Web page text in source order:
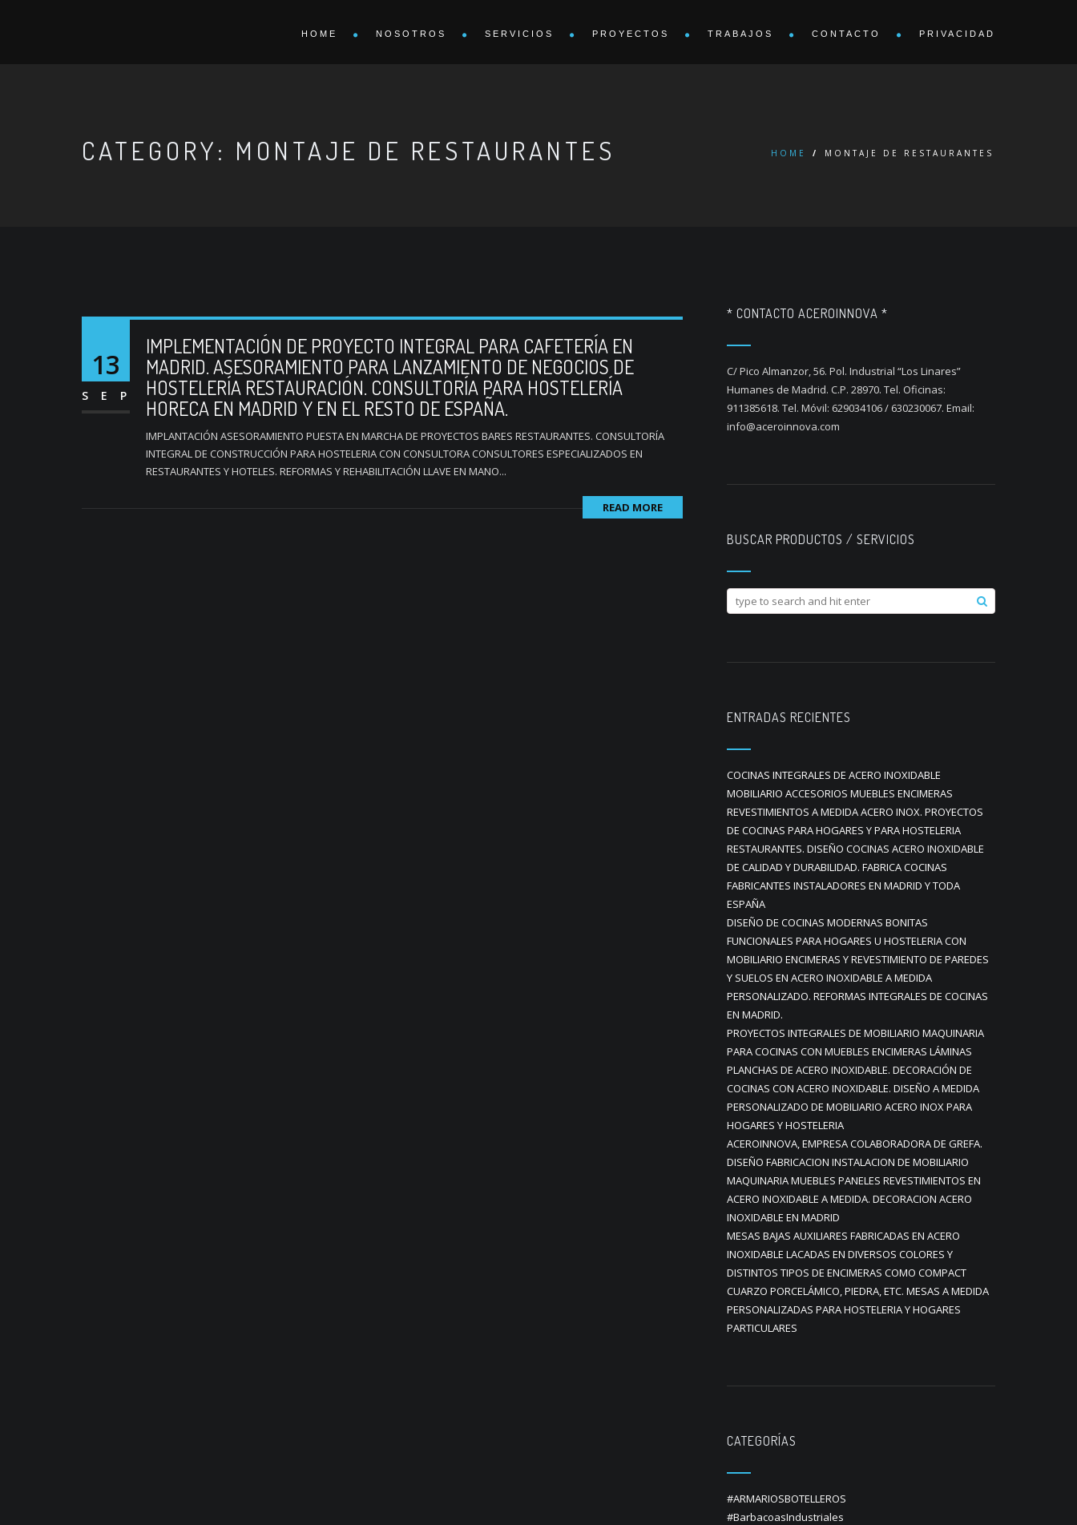
HOME NOSOTROS SERVICIOS PROYECTOS TRABAJOS CONTACTO PRIVACIDAD
CATEGORY: MONTAJE DE RESTAURANTES HOME / MONTAJE DE RESTAURANTES
13
SEP
IMPLEMENTACIÓN DE PROYECTO INTEGRAL PARA CAFETERÍA EN
MADRID. ASESORAMIENTO PARA LANZAMIENTO DE NEGOCIOS DE
HOSTELERÍA RESTAURACIÓN. CONSULTORÍA PARA HOSTELERÍA
HORECA EN MADRID Y EN EL RESTO DE ESPAÑA.
IMPLANTACIÓN ASESORAMIENTO PUESTA EN MARCHA DE PROYECTOS BARES RESTAURANTES. CONSULTORÍA
INTEGRAL DE CONSTRUCCIÓN PARA HOSTELERIA CON CONSULTORA CONSULTORES ESPECIALIZADOS EN
RESTAURANTES Y HOTELES. REFORMAS Y REHABILITACIÓN LLAVE EN MANO...
READ MORE
* CONTACTO ACEROINNOVA *
C/ Pico Almanzor, 56. Pol. Industrial “Los Linares”
Humanes de Madrid. C.P. 28970. Tel. Oficinas:
911385618. Tel. Móvil: 629034106 / 630230067. Email:
info@aceroinnova.com
BUSCAR PRODUCTOS / SERVICIOS
ENTRADAS RECIENTES
COCINAS INTEGRALES DE ACERO INOXIDABLE
MOBILIARIO ACCESORIOS MUEBLES ENCIMERAS
REVESTIMIENTOS A MEDIDA ACERO INOX. PROYECTOS
DE COCINAS PARA HOGARES Y PARA HOSTELERIA
RESTAURANTES. DISEÑO COCINAS ACERO INOXIDABLE
DE CALIDAD Y DURABILIDAD. FABRICA COCINAS
FABRICANTES INSTALADORES EN MADRID Y TODA
ESPAÑA
DISEÑO DE COCINAS MODERNAS BONITAS
FUNCIONALES PARA HOGARES U HOSTELERIA CON
MOBILIARIO ENCIMERAS Y REVESTIMIENTO DE PAREDES
Y SUELOS EN ACERO INOXIDABLE A MEDIDA
PERSONALIZADO. REFORMAS INTEGRALES DE COCINAS
EN MADRID.
PROYECTOS INTEGRALES DE MOBILIARIO MAQUINARIA
PARA COCINAS CON MUEBLES ENCIMERAS LÁMINAS
PLANCHAS DE ACERO INOXIDABLE. DECORACIÓN DE
COCINAS CON ACERO INOXIDABLE. DISEÑO A MEDIDA
PERSONALIZADO DE MOBILIARIO ACERO INOX PARA
HOGARES Y HOSTELERIA
ACEROINNOVA, EMPRESA COLABORADORA DE GREFA.
DISEÑO FABRICACION INSTALACION DE MOBILIARIO
MAQUINARIA MUEBLES PANELES REVESTIMIENTOS EN
ACERO INOXIDABLE A MEDIDA. DECORACION ACERO
INOXIDABLE EN MADRID
MESAS BAJAS AUXILIARES FABRICADAS EN ACERO
INOXIDABLE LACADAS EN DIVERSOS COLORES Y
DISTINTOS TIPOS DE ENCIMERAS COMO COMPACT
CUARZO PORCELÁMICO, PIEDRA, ETC. MESAS A MEDIDA
PERSONALIZADAS PARA HOSTELERIA Y HOGARES
PARTICULARES
CATEGORÍAS
#ARMARIOSBOTELLEROS
#BarbacoasIndustriales